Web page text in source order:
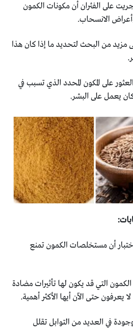
على الفئران أن مكونات الكمون
الانسحاب.‏
من البحث لتحديد ما إذا كان هذا
على المكون المحدد الذي تسبب ‏في
كان يعمل على البشر.‏
أن مستخلصات الكمون تمنع
التي قد يكون لها تأثيرات مضادة
يعرفون حتى الآن أيها الأكثر أهمية.‏
في العديد من التوابل تقلل